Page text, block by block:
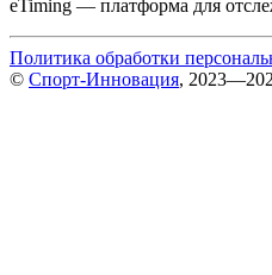
eTiming — платформа для
Политика обработки
© Спорт-Инновация,